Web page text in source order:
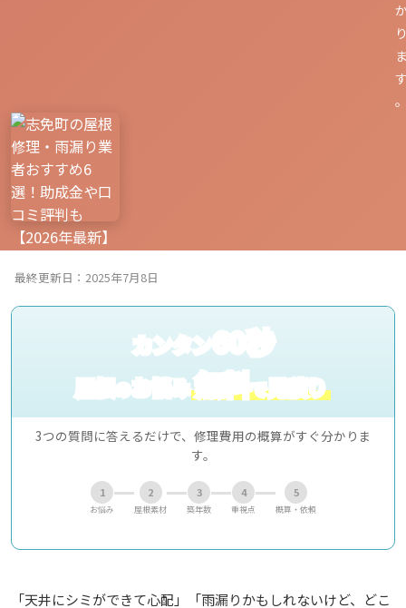
最終更新日：2025年7月8日
カンタン60秒
屋根のお悩み無料で見積り
3つの質問に答えるだけで、修理費用の概算がすぐ分かりま
す。
1
お悩み
2
屋根素材
3
築年数
4
重視点
5
概算・依頼
「天井にシミができて心配」「雨漏りかもしれないけど、どこ